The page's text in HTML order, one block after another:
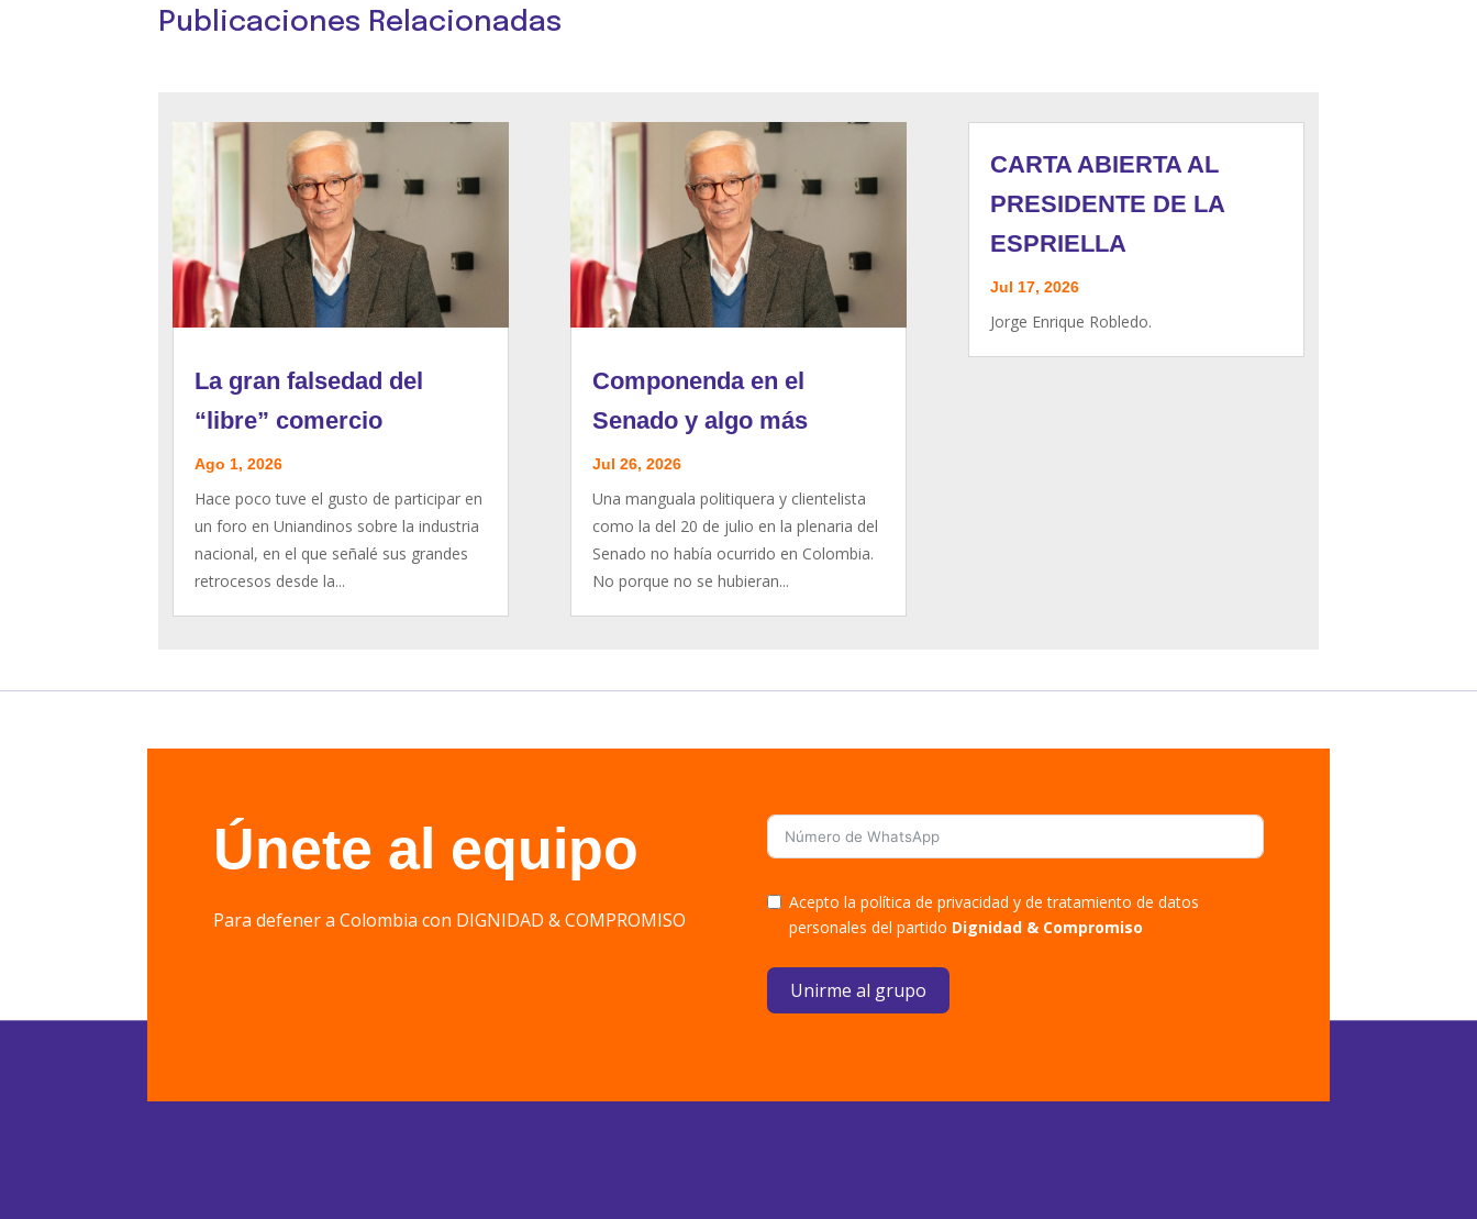
Publicaciones Relacionadas
La gran falsedad del
“libre” comercio
Ago 1, 2026
Hace poco tuve el gusto de participar en
un foro en Uniandinos sobre la industria
nacional, en el que señalé sus grandes
retrocesos desde la...
Componenda en el
Senado y algo más
Jul 26, 2026
Una manguala politiquera y clientelista
como la del 20 de julio en la plenaria del
Senado no había ocurrido en Colombia.
No porque no se hubieran...
CARTA ABIERTA AL
PRESIDENTE DE LA
ESPRIELLA
Jul 17, 2026
Jorge Enrique Robledo.
Únete al equipo
Para defener a Colombia con DIGNIDAD & COMPROMISO
Acepto la política de privacidad y de tratamiento de datos
personales del partido Dignidad & Compromiso
Unirme al grupo